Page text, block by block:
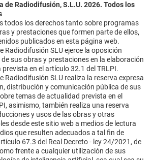
de Radiodifusión, S.L.U. 2026. Todos los
todos los derechos tanto sobre programas
y prestaciones que formen parte de ellos,
publicados en esta página web.
Radiodifusión SLU ejerce la oposición
sus obras y prestaciones en la elaboración
en el artículo 32.1 del TRLPI.
Radiodifusión SLU realiza la reserva expresa
distribución y comunicación pública de sus
temas de actualidad prevista en el
asimismo, también realiza una reserva
y usos de las obras y otras
desde este sitio web a medios de lectura
que resulten adecuados a tal fin de
67.3 del Real Decreto - ley 24/2021, de
frente a cualquier utilización de sus